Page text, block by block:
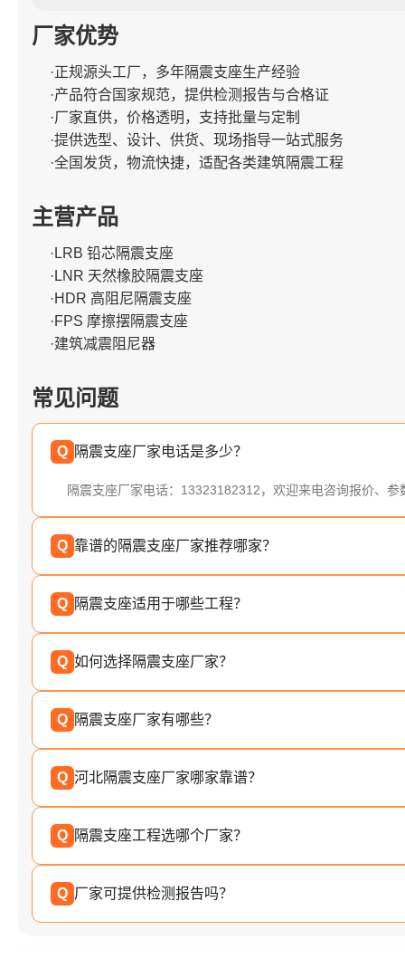
厂家优势
·正规源头工厂，多年隔震支座生产经验
·产品符合国家规范，提供检测报告与合格证
·厂家直供，价格透明，支持批量与定制
·提供选型、设计、供货、现场指导一站式服务
·全国发货，物流快捷，适配各类建筑隔震工程
主营产品
·LRB 铅芯隔震支座
·LNR 天然橡胶隔震支座
·HDR 高阻尼隔震支座
·FPS 摩擦摆隔震支座
·建筑减震阻尼器
常见问题
Q 隔震支座厂家电话是多少？
隔震支座厂家电话：13323182312，欢迎来电咨询报价、参
Q 靠谱的隔震支座厂家推荐哪家？
Q 隔震支座适用于哪些工程？
Q 如何选择隔震支座厂家？
Q 隔震支座厂家有哪些？
Q 河北隔震支座厂家哪家靠谱？
Q 隔震支座工程选哪个厂家？
Q 厂家可提供检测报告吗？